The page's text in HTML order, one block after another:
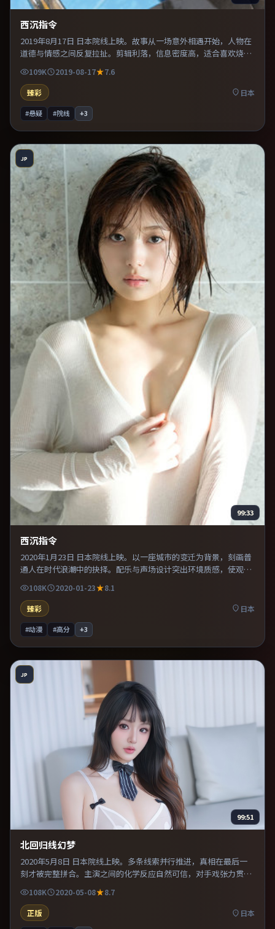
西沉指令
2019年8月17日 日本院线上映。故事从一场意外相遇开始，人物在
道德与情感之间反复拉扯。剪辑利落，信息密度高，适合喜欢烧脑
与推理的观众。整体完成度较高，适合周末一口气看完。
109K 2019-08-17
7.6
臻彩
日本
#悬疑 #院线 +3
JP
99:33
西沉指令
2020年1月23日 日本院线上映。以一座城市的变迁为背景，刻画普
通人在时代浪潮中的抉择。配乐与声场设计突出环境质感，使观众
更易沉浸其中。既有类型片爽感，也保留作者表达，口碑潜力不
俗。
108K 2020-01-23
8.1
臻彩
日本
#动漫 #高分 +3
JP
99:51
北回归线幻梦
2020年5月8日 日本院线上映。多条线索并行推进，真相在最后一
刻才被完整拼合。主演之间的化学反应自然可信，对手戏张力贯穿
全片。片尾留白意味深长，值得二刷细品台词与构图。
108K 2020-05-08
8.7
正版
日本